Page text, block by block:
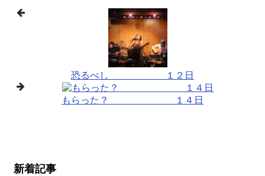
恐るべし １２日
もらった？ １４日
新着記事